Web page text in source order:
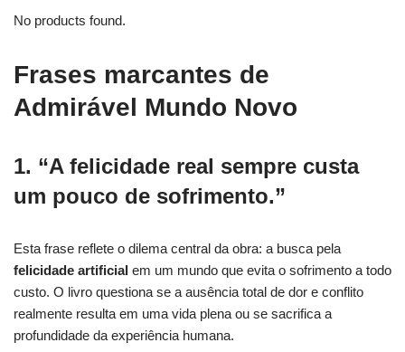
No products found.
Frases marcantes de
Admirável Mundo Novo
1. “A felicidade real sempre custa
um pouco de sofrimento.”
Esta frase reflete o dilema central da obra: a busca pela
felicidade artificial em um mundo que evita o sofrimento a todo
custo. O livro questiona se a ausência total de dor e conflito
realmente resulta em uma vida plena ou se sacrifica a
profundidade da experiência humana.